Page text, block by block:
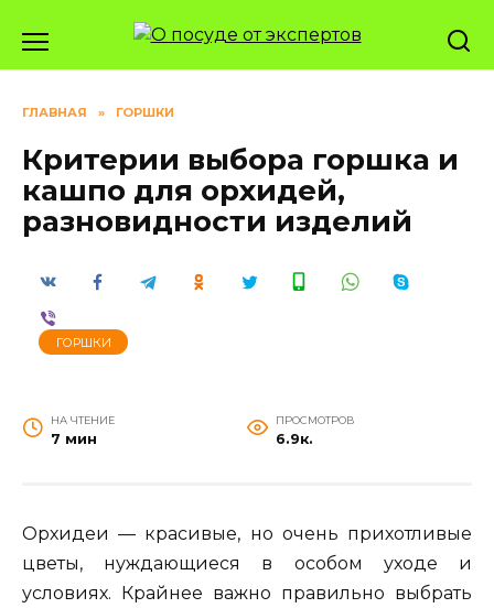
содержанию
ГЛАВНАЯ » ГОРШКИ
Критерии выбора горшка и
кашпо для орхидей,
разновидности изделий
ГОРШКИ
НА ЧТЕНИЕ
7 мин
ПРОСМОТРОВ
6.9к.
Орхидеи — красивые, но очень прихотливые
цветы, нуждающиеся в особом уходе и
условиях. Крайнее важно правильно выбрать